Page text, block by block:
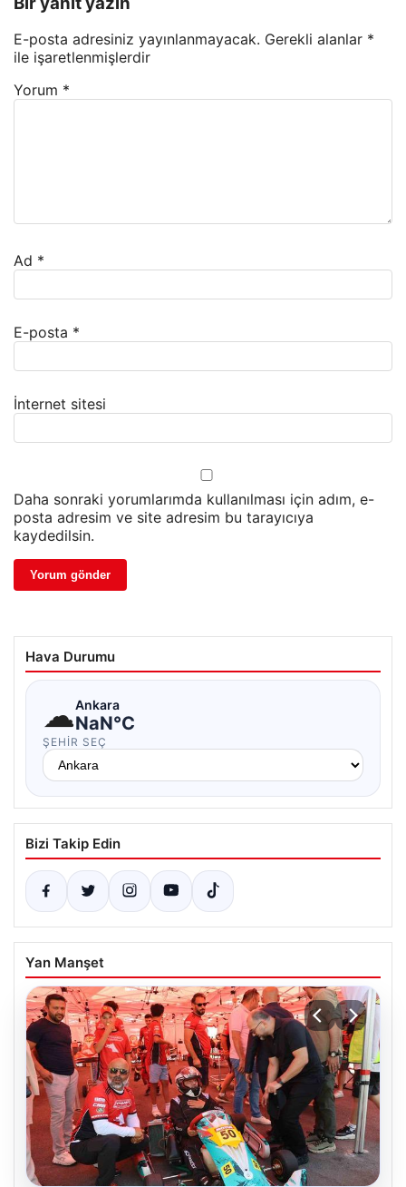
E-posta adresiniz yayınlanmayacak. Gerekli alanlar *
ile işaretlenmişlerdir
Yorum *
Ad *
E-posta *
İnternet sitesi
Daha sonraki yorumlarımda kullanılması için adım, e-
posta adresim ve site adresim bu tarayıcıya
kaydedilsin.
Hava Durumu
☁Ankara
NaN°C
ŞEHIR SEÇ
Bizi Takip Edin
Yan Manşet